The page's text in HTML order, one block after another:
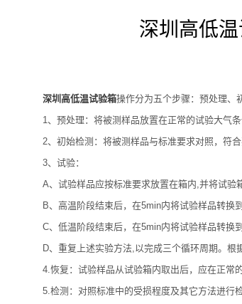
深圳高低
深圳高低温试验箱操作分为五个步骤：预处理、
1、预处理：将被测样品放置在正常的试验大气条
2、初始检测：将被测样品与标准要求对照，符合
3、试验：
A、试验样品应按标准要求放置在箱内,并将试验箱
B、高温阶段结束后，在5min内将试验样品转换到
C、低温阶段结束后，在5min内将试验样品转换到
D、重复上述实验方法,以完成三个循环周期。根
4.恢复：试验样品从试验箱内取出后，应在正常的
5.检测：对照标准中的受损程度及其它方法进行